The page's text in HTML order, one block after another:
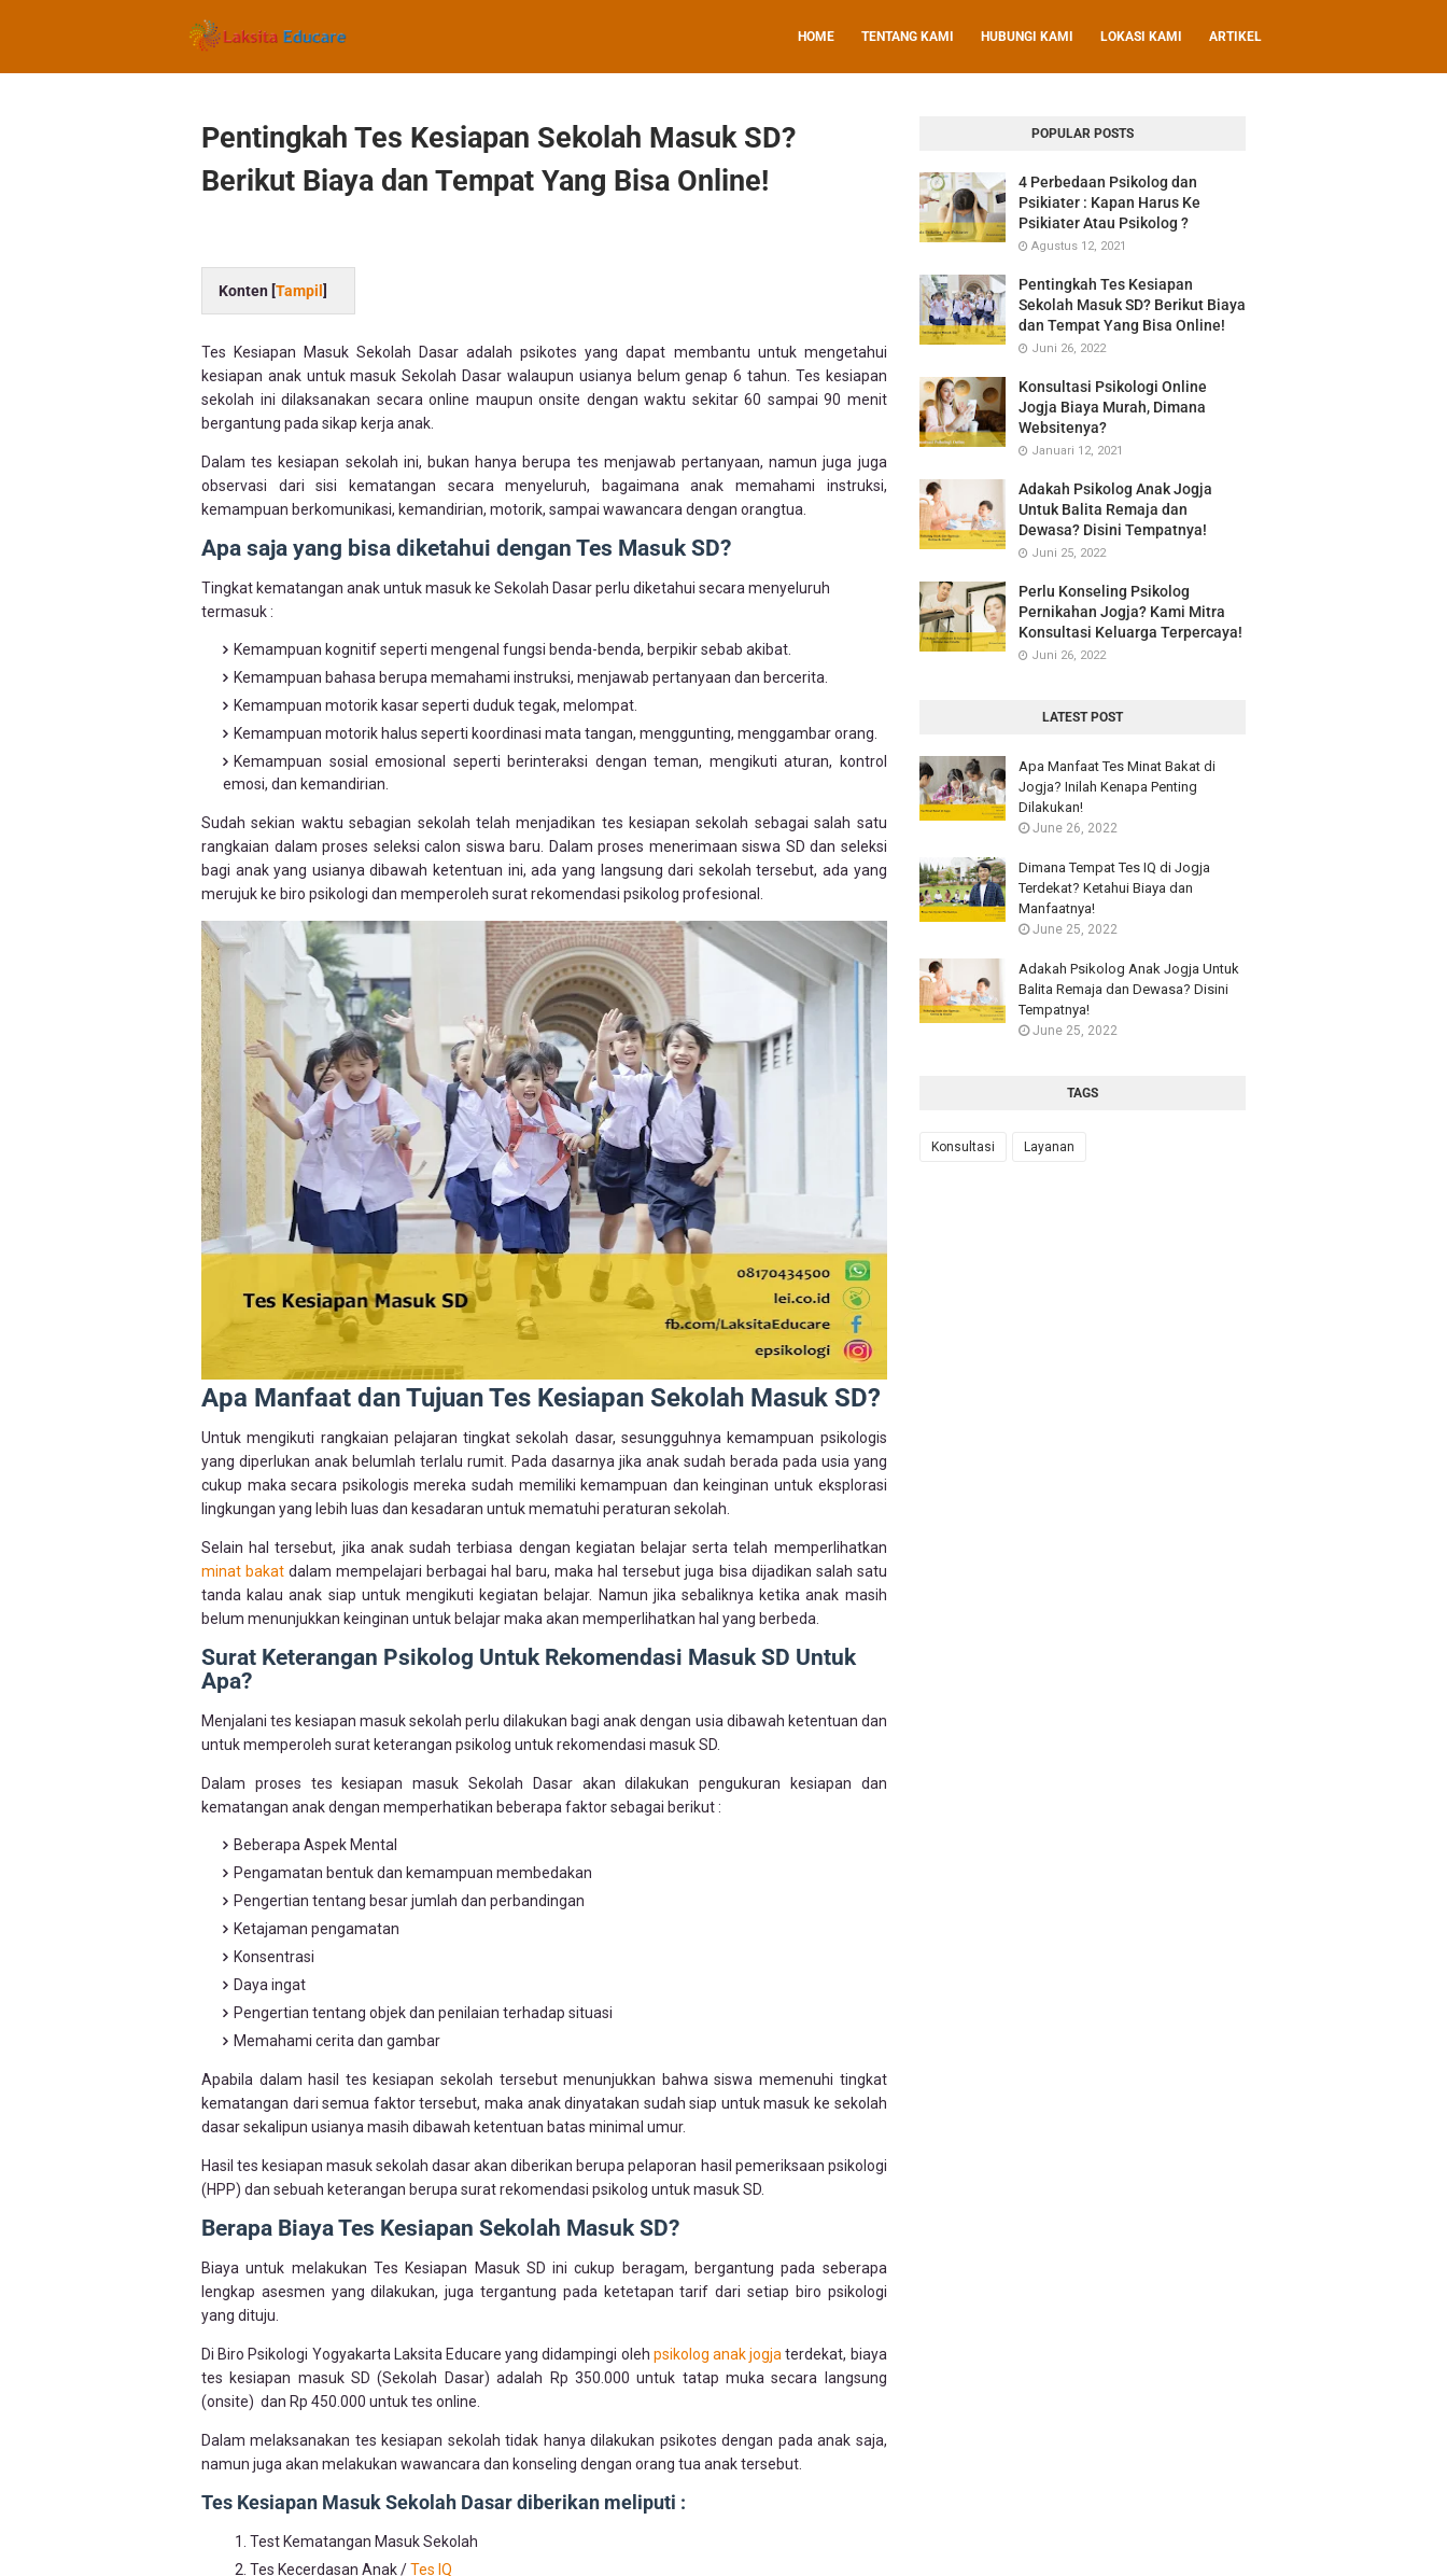
HOME TENTANG KAMI HUBUNGI KAMI LOKASI KAMI ARTIKEL
Pentingkah Tes Kesiapan Sekolah Masuk SD?
Berikut Biaya dan Tempat Yang Bisa Online!
Konten [Tampil ]
Tes Kesiapan Masuk Sekolah Dasar adalah psikotes yang dapat membantu untuk mengetahui
kesiapan anak untuk masuk Sekolah Dasar walaupun usianya belum genap 6 tahun. Tes kesiapan
sekolah ini dilaksanakan secara online maupun onsite dengan waktu sekitar 60 sampai 90 menit
bergantung pada sikap kerja anak.
Dalam tes kesiapan sekolah ini, bukan hanya berupa tes menjawab pertanyaan, namun juga juga
observasi dari sisi kematangan secara menyeluruh, bagaimana anak memahami instruksi,
kemampuan berkomunikasi, kemandirian, motorik, sampai wawancara dengan orangtua.
Apa saja yang bisa diketahui dengan Tes Masuk SD?
Tingkat kematangan anak untuk masuk ke Sekolah Dasar perlu diketahui secara menyeluruh
termasuk :
Kemampuan kognitif seperti mengenal fungsi benda-benda, berpikir sebab akibat.
Kemampuan bahasa berupa memahami instruksi, menjawab pertanyaan dan bercerita.
Kemampuan motorik kasar seperti duduk tegak, melompat.
Kemampuan motorik halus seperti koordinasi mata tangan, menggunting, menggambar orang.
Kemampuan sosial emosional seperti berinteraksi dengan teman, mengikuti aturan, kontrol
emosi, dan kemandirian.
Sudah sekian waktu sebagian sekolah telah menjadikan tes kesiapan sekolah sebagai salah satu
rangkaian dalam proses seleksi calon siswa baru. Dalam proses menerimaan siswa SD dan seleksi
bagi anak yang usianya dibawah ketentuan ini, ada yang langsung dari sekolah tersebut, ada yang
merujuk ke biro psikologi dan memperoleh surat rekomendasi psikolog profesional.
Apa Manfaat dan Tujuan Tes Kesiapan Sekolah Masuk SD?
Untuk mengikuti rangkaian pelajaran tingkat sekolah dasar, sesungguhnya kemampuan psikologis
yang diperlukan anak belumlah terlalu rumit. Pada dasarnya jika anak sudah berada pada usia yang
cukup maka secara psikologis mereka sudah memiliki kemampuan dan keinginan untuk eksplorasi
lingkungan yang lebih luas dan kesadaran untuk mematuhi peraturan sekolah.
Selain hal tersebut, jika anak sudah terbiasa dengan kegiatan belajar serta telah memperlihatkan
minat bakat dalam mempelajari berbagai hal baru, maka hal tersebut juga bisa dijadikan salah satu
tanda kalau anak siap untuk mengikuti kegiatan belajar. Namun jika sebaliknya ketika anak masih
belum menunjukkan keinginan untuk belajar maka akan memperlihatkan hal yang berbeda.
Surat Keterangan Psikolog Untuk Rekomendasi Masuk SD Untuk
Apa?
Menjalani tes kesiapan masuk sekolah perlu dilakukan bagi anak dengan usia dibawah ketentuan dan
untuk memperoleh surat keterangan psikolog untuk rekomendasi masuk SD.
Dalam proses tes kesiapan masuk Sekolah Dasar akan dilakukan pengukuran kesiapan dan
kematangan anak dengan memperhatikan beberapa faktor sebagai berikut :
Beberapa Aspek Mental
Pengamatan bentuk dan kemampuan membedakan
Pengertian tentang besar jumlah dan perbandingan
Ketajaman pengamatan
Konsentrasi
Daya ingat
Pengertian tentang objek dan penilaian terhadap situasi
Memahami cerita dan gambar
Apabila dalam hasil tes kesiapan sekolah tersebut menunjukkan bahwa siswa memenuhi tingkat
kematangan dari semua faktor tersebut, maka anak dinyatakan sudah siap untuk masuk ke sekolah
dasar sekalipun usianya masih dibawah ketentuan batas minimal umur.
Hasil tes kesiapan masuk sekolah dasar akan diberikan berupa pelaporan hasil pemeriksaan psikologi
(HPP) dan sebuah keterangan berupa surat rekomendasi psikolog untuk masuk SD.
Berapa Biaya Tes Kesiapan Sekolah Masuk SD?
Biaya untuk melakukan Tes Kesiapan Masuk SD ini cukup beragam, bergantung pada seberapa
lengkap asesmen yang dilakukan, juga tergantung pada ketetapan tarif dari setiap biro psikologi
yang dituju.
Di Biro Psikologi Yogyakarta Laksita Educare yang didampingi oleh psikolog anak jogja terdekat, biaya
tes kesiapan masuk SD (Sekolah Dasar) adalah Rp 350.000 untuk tatap muka secara langsung
(onsite) dan Rp 450.000 untuk tes online.
Dalam melaksanakan tes kesiapan sekolah tidak hanya dilakukan psikotes dengan pada anak saja,
namun juga akan melakukan wawancara dan konseling dengan orang tua anak tersebut.
Tes Kesiapan Masuk Sekolah Dasar diberikan meliputi :
Test Kematangan Masuk Sekolah
Tes Kecerdasan Anak /Tes IQ
POPULAR POSTS
4 Perbedaan Psikolog dan
Psikiater : Kapan Harus Ke
Psikiater Atau Psikolog ?
Agustus 12, 2021
Pentingkah Tes Kesiapan
Sekolah Masuk SD? Berikut Biaya
dan Tempat Yang Bisa Online!
Juni 26, 2022
Konsultasi Psikologi Online
Jogja Biaya Murah, Dimana
Websitenya?
Januari 12, 2021
Adakah Psikolog Anak Jogja
Untuk Balita Remaja dan
Dewasa? Disini Tempatnya!
Juni 25, 2022
Perlu Konseling Psikolog
Pernikahan Jogja? Kami Mitra
Konsultasi Keluarga Terpercaya!
Juni 26, 2022
LATEST POST
Apa Manfaat Tes Minat Bakat di
Jogja? Inilah Kenapa Penting
Dilakukan!
June 26, 2022
Dimana Tempat Tes IQ di Jogja
Terdekat? Ketahui Biaya dan
Manfaatnya!
June 25, 2022
Adakah Psikolog Anak Jogja Untuk
Balita Remaja dan Dewasa? Disini
Tempatnya!
June 25, 2022
TAGS
Konsultasi Layanan